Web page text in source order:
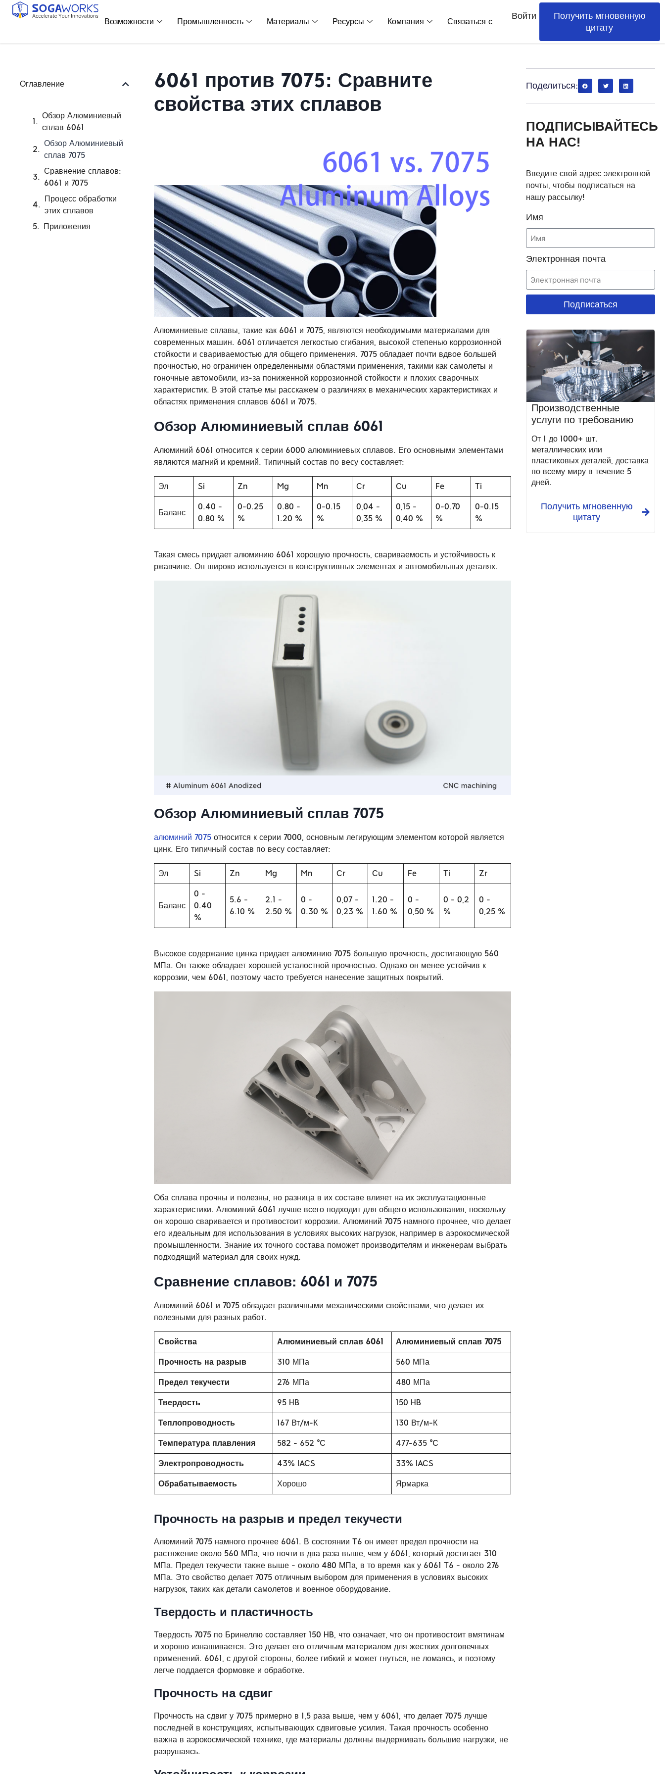
Возможности Промышленность Материалы Ресурсы Компания Связаться с
Войти
Получить мгновенную
цитату
Оглавление
Обзор Алюминиевый
сплав 6061
Обзор Алюминиевый
сплав 7075
Сравнение сплавов:
6061 и 7075
Процесс обработки
этих сплавов
Приложения
6061 против 7075: Сравните
свойства этих сплавов
Алюминиевые сплавы, такие как 6061 и 7075, являются необходимыми материалами для
современных машин. 6061 отличается легкостью сгибания, высокой степенью коррозионной
стойкости и свариваемостью для общего применения. 7075 обладает почти вдвое большей
прочностью, но ограничен определенными областями применения, такими как самолеты и
гоночные автомобили, из-за пониженной коррозионной стойкости и плохих сварочных
характеристик. В этой статье мы расскажем о различиях в механических характеристиках и
областях применения сплавов 6061 и 7075.
Обзор Алюминиевый сплав 6061
Алюминий 6061 относится к серии 6000 алюминиевых сплавов. Его основными элементами
являются магний и кремний. Типичный состав по весу составляет:
Эл Si Zn Mg Mn Cr Cu Fe Ti
Баланс
0.40 -
0.80 %
0-0.25
%
0.80 -
1.20 %
0-0.15
%
0,04 -
0,35 %
0,15 -
0,40 %
0-0.70
%
0-0.15
%
Такая смесь придает алюминию 6061 хорошую прочность, свариваемость и устойчивость к
ржавчине. Он широко используется в конструктивных элементах и автомобильных деталях.
Обзор Алюминиевый сплав 7075
алюминий 7075относится к серии 7000, основным легирующим элементом которой является
цинк. Его типичный состав по весу составляет:
Эл Si Zn Mg Mn Cr Cu Fe Ti Zr
Баланс
0 -
0.40
%
5.6 -
6.10 %
2.1 -
2.50 %
0 -
0.30 %
0,07 -
0,23 %
1.20 -
1.60 %
0 -
0,50 %
0 - 0,2
%
0 -
0,25 %
Высокое содержание цинка придает алюминию 7075 большую прочность, достигающую 560
МПа. Он также обладает хорошей усталостной прочностью. Однако он менее устойчив к
коррозии, чем 6061, поэтому часто требуется нанесение защитных покрытий.
Оба сплава прочны и полезны, но разница в их составе влияет на их эксплуатационные
характеристики. Алюминий 6061 лучше всего подходит для общего использования, поскольку
он хорошо сваривается и противостоит коррозии. Алюминий 7075 намного прочнее, что делает
его идеальным для использования в условиях высоких нагрузок, например в аэрокосмической
промышленности. Знание их точного состава поможет производителям и инженерам выбрать
подходящий материал для своих нужд.
Сравнение сплавов: 6061 и 7075
Алюминий 6061 и 7075 обладает различными механическими свойствами, что делает их
полезными для разных работ.
Свойства Алюминиевый сплав 6061 Алюминиевый сплав 7075
Прочность на разрыв 310 МПа 560 МПа
Предел текучести 276 МПа 480 МПа
Твердость 95 HB 150 HB
Теплопроводность 167 Вт/м-К 130 Вт/м-К
Температура плавления 582 - 652 ℃ 477-635 ℃
Электропроводность 43% IACS 33% IACS
Обрабатываемость Хорошо Ярмарка
Прочность на разрыв и предел текучести
Алюминий 7075 намного прочнее 6061. В состоянии T6 он имеет предел прочности на
растяжение около 560 МПа, что почти в два раза выше, чем у 6061, который достигает 310
МПа. Предел текучести также выше - около 480 МПа, в то время как у 6061 Т6 - около 276
МПа. Это свойство делает 7075 отличным выбором для применения в условиях высоких
нагрузок, таких как детали самолетов и военное оборудование.
Твердость и пластичность
Твердость 7075 по Бринеллю составляет 150 HB, что означает, что он противостоит вмятинам
и хорошо изнашивается. Это делает его отличным материалом для жестких долговечных
применений. 6061, с другой стороны, более гибкий и может гнуться, не ломаясь, и поэтому
легче поддается формовке и обработке.
Прочность на сдвиг
Прочность на сдвиг у 7075 примерно в 1,5 раза выше, чем у 6061, что делает 7075 лучше
последней в конструкциях, испытывающих сдвиговые усилия. Такая прочность особенно
важна в аэрокосмической технике, где материалы должны выдерживать большие нагрузки, не
разрушаясь.
Поделиться:
ПОДПИСЫВАЙТЕСЬ
НА НАС!
Введите свой адрес электронной
почты, чтобы подписаться на
нашу рассылку!
Имя
Электронная почта
Подписаться
Производственные
услуги по требованию
От 1 до 1000+ шт.
металлических или
пластиковых деталей, доставка
по всему миру в течение 5
дней.
Получить мгновенную
цитату